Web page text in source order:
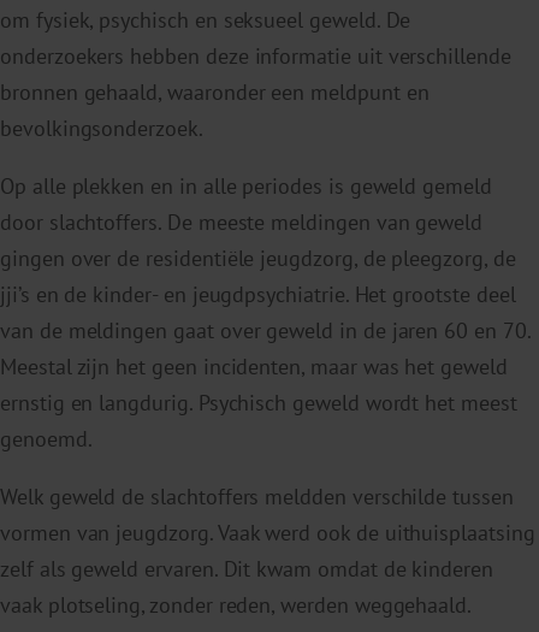
om fysiek, psychisch en seksueel geweld. De
onderzoekers hebben deze informatie uit verschillende
bronnen gehaald, waaronder een meldpunt en
bevolkingsonderzoek.
Op alle plekken en in alle periodes is geweld gemeld
door slachtoffers. De meeste meldingen van geweld
gingen over de residentiële jeugdzorg, de pleegzorg, de
jji’s en de kinder- en jeugdpsychiatrie. Het grootste deel
van de meldingen gaat over geweld in de jaren 60 en 70.
Meestal zijn het geen incidenten, maar was het geweld
ernstig en langdurig. Psychisch geweld wordt het meest
genoemd.
Welk geweld de slachtoffers meldden verschilde tussen
vormen van jeugdzorg. Vaak werd ook de uithuisplaatsing
zelf als geweld ervaren. Dit kwam omdat de kinderen
vaak plotseling, zonder reden, werden weggehaald.